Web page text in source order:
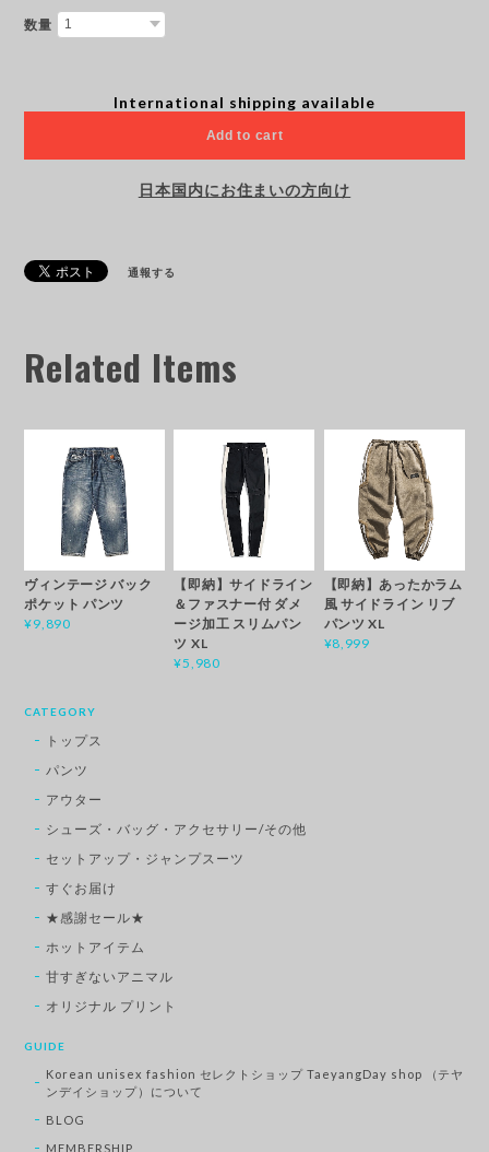
数量
International shipping available
Add to cart
日本国内にお住まいの方向け
通報する
Related Items
ヴィンテージ バック
ポケット パンツ
¥9,890
【即納】サイドライン
＆ファスナー付 ダメ
ージ加工 スリムパン
ツ XL
¥5,980
【即納】あったかラム
風 サイドライン リブ
パンツ XL
¥8,999
CATEGORY
トップス
パンツ
アウター
シューズ・バッグ・アクセサリー/その他
セットアップ・ジャンプスーツ
すぐお届け
★感謝セール★
ホットアイテム
甘すぎないアニマル
オリジナル プリント
GUIDE
Korean unisex fashion セレクトショップ TaeyangDay shop （テヤ
ンデイショップ）について
BLOG
MEMBERSHIP